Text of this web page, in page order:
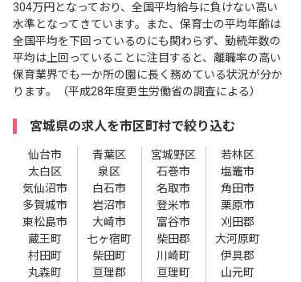
304万円となっており、全国平均給与に負けない高い
水準となってきています。また、保育士の平均年齢は
全国平均を下回っているのにも関わらず、勤続年数の
平均は上回っていることに注目すると、離職率の高い
保育業界でも一か所の園に長く務めている状況が分か
ります。（平成28年度更生労働省の調査による）
宮城県の求人を市区町村で絞り込む
仙台市 青葉区 宮城野区
若林区
太白区
泉区 石巻市
塩竈市
気仙沼市
白石市 名取市
角田市
多賀城市
岩沼市 登米市
栗原市
東松島市
大崎市 富谷市
刈田郡
蔵王町
七ヶ宿町 柴田郡
大河原町
村田町
柴田町 川崎町
伊具郡
丸森町
亘理郡 亘理町
山元町